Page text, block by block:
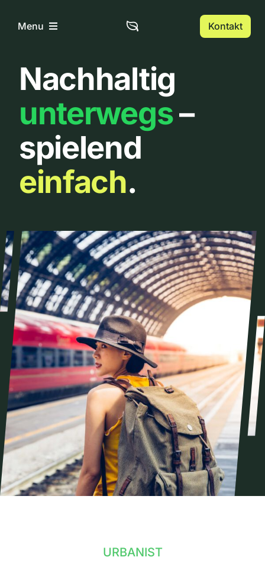
InhaltMenu
Home
Über uns
Urbanlist
Kontakt
Nachhaltig
unterwegs–
spielend
einfach.
URBANIST